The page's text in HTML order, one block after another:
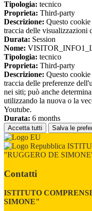
Tipologia: tecnico
Proprieta: Third-party
Descrizione: Questo cookie
traccia delle visualizzazioni
Durata: Session
Nome:
Tipologia: tecnico
Proprieta: Third-party
Descrizione: Questo cookie
traccia delle preferenze
nei siti; può anche
utilizzando la nuova o la
Youtube.
Durata: 6 months
Accetta tutti Salva le
"RUGGERO DE
Contatti
ISTITUTO
SIMONE"